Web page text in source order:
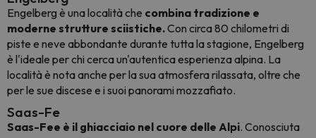
Engelberg è una località che combina tradizione e
moderne strutture sciistiche.Con circa 80 chilometri di
piste e neve abbondante durante tutta la stagione, Engelberg
è l'ideale per chi cerca un'autentica esperienza alpina. La
località è nota anche per la sua atmosfera rilassata, oltre che
per le sue discese e i suoi panorami mozzafiato.
Saas-Fe
Saas-Fee è il ghiacciaio nel cuore delle Alpi. Conosciuta